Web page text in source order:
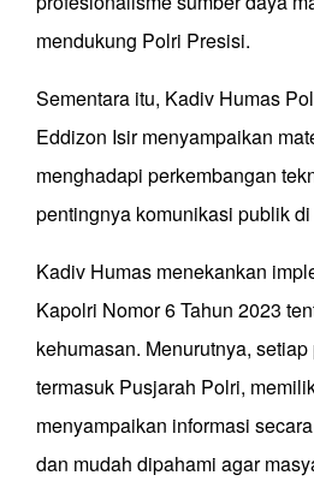
mendukung Polri Presisi.
Sementara itu, Kadiv Humas
Eddizon Isir menyampaikan
menghadapi perkembangan
pentingnya komunikasi publik
Kadiv Humas menekankan
Kapolri Nomor 6 Tahun 2023
kehumasan. Menurutnya,
termasuk Pusjarah Polri,
menyampaikan informasi
dan mudah dipahami agar